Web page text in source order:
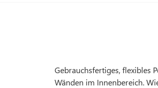
Gebrauchsfertiges, flexibles
Wänden im Innenbereich.